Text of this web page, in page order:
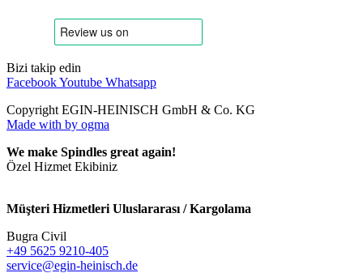
Bizi takip edin
FacebookYoutube Whatsapp
Copyright EGIN-HEINISCH GmbH & Co. KG
Made with by ogma
We make Spindles great again!
Özel Hizmet Ekibiniz
Müşteri Hizmetleri Uluslararası / Kargolama
Bugra Civil
+49 5625 9210-405
service@egin-heinisch.de